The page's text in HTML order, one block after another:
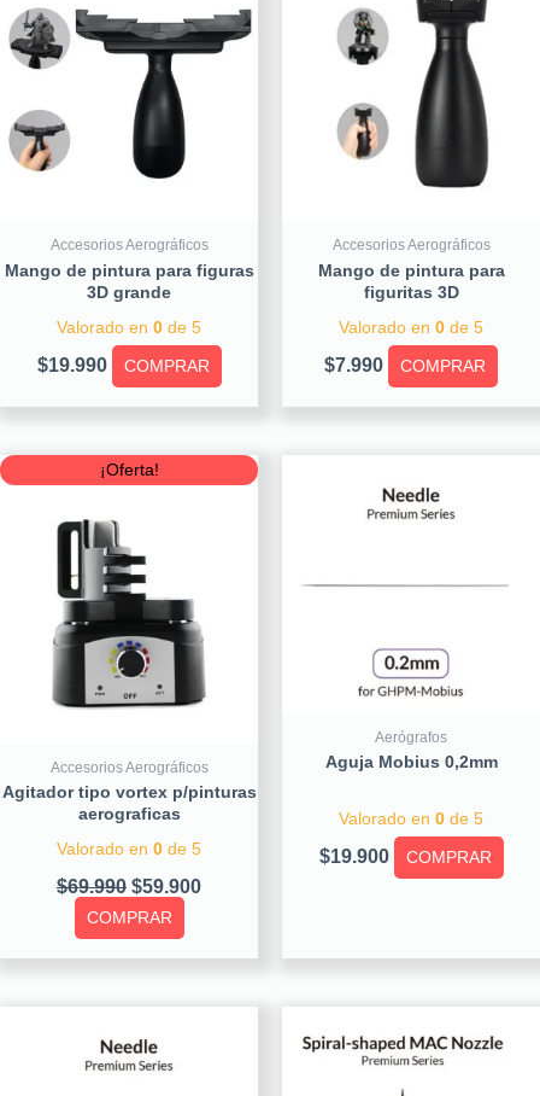
Accesorios Aerográficos
Mango de pintura para figuras
3D grande
Valorado en 0 de 5
$19.990 COMPRAR
Accesorios Aerográficos
Mango de pintura para
figuritas 3D
Valorado en 0 de 5
$7.990 COMPRAR
¡Oferta!
Accesorios Aerográficos
Agitador tipo vortex p/pinturas
aerograficas
Valorado en 0 de 5
$69.990
Original
price
$59.900
Current
price
COMPRAR
Aerógrafos
Aguja Mobius 0,2mm
Valorado en 0 de 5
$19.900 COMPRAR